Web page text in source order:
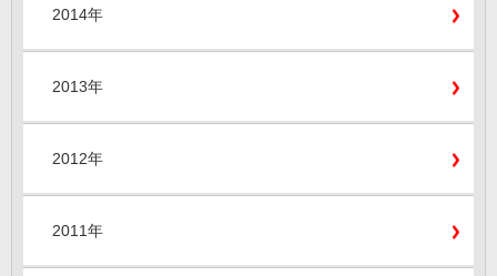
2014年
2013年
2012年
2011年